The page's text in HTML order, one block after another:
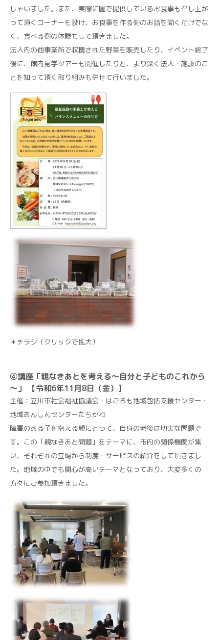
しゃいました。また、実際に園で提供しているお食事も召し上が
って頂くコーナーも設け、お食事を作る側のお話を聞くだけでな
く、食べる側の体験もして頂きました。
法人内の他事業所で収穫された野菜を販売したり、イベント終了
後に、館内見学ツアーも開催したりと、より深く法人・施設のこ
とを知って頂く取り組みも併せて行いました。
＊チラシ（クリックで拡大）
④講座「親なきあとを考える～自分と子どものこれから
～」 【令和6年11月8日（金）】
主催：立川市社会福祉協議会・はごろも地域包括支援センター・
地域あんしんセンターたちかわ
障害のある子を抱える親にとって、自身の老後は切実な問題で
す。この「親なきあと問題」をテーマに、市内の関係機関が集
い、それぞれの立場から制度・サービスの紹介をして頂きまし
た。地域の中でも関心が高いテーマとなっており、大変多くの
方々にご参加頂きました。